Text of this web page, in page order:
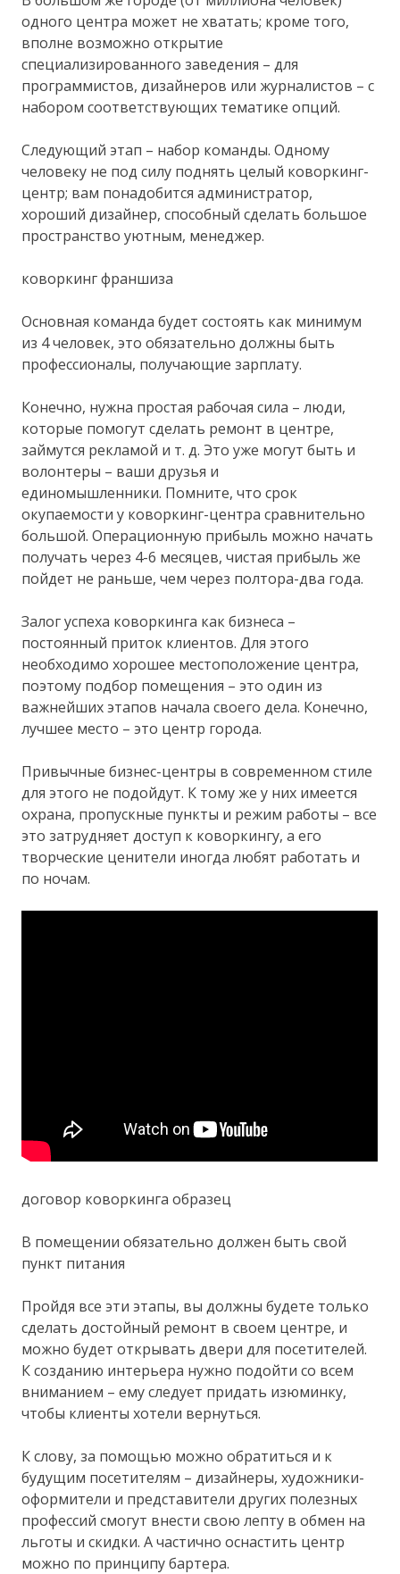
одного центра может не хватать; кроме того,
вполне возможно открытие
специализированного заведения – для
программистов, дизайнеров или журналистов – с
набором соответствующих тематике опций.
Следующий этап – набор команды. Одному
человеку не под силу поднять целый коворкинг-
центр; вам понадобится администратор,
хороший дизайнер, способный сделать большое
пространство уютным, менеджер.
коворкинг франшиза
Основная команда будет состоять как минимум
из 4 человек, это обязательно должны быть
профессионалы, получающие зарплату.
Конечно, нужна простая рабочая сила – люди,
которые помогут сделать ремонт в центре,
займутся рекламой и т. д. Это уже могут быть и
волонтеры – ваши друзья и
единомышленники. Помните, что срок
окупаемости у коворкинг-центра сравнительно
большой. Операционную прибыль можно начать
получать через 4-6 месяцев, чистая прибыль же
пойдет не раньше, чем через полтора-два года.
Залог успеха коворкинга как бизнеса –
постоянный приток клиентов. Для этого
необходимо хорошее местоположение центра,
поэтому подбор помещения – это один из
важнейших этапов начала своего дела. Конечно,
лучшее место – это центр города.
Привычные бизнес-центры в современном стиле
для этого не подойдут. К тому же у них имеется
охрана, пропускные пункты и режим работы – все
это затрудняет доступ к коворкингу, а его
творческие ценители иногда любят работать и
по ночам.
договор коворкинга образец
В помещении обязательно должен быть свой
пункт питания
Пройдя все эти этапы, вы должны будете только
сделать достойный ремонт в своем центре, и
можно будет открывать двери для посетителей.
К созданию интерьера нужно подойти со всем
вниманием – ему следует придать изюминку,
чтобы клиенты хотели вернуться.
К слову, за помощью можно обратиться и к
будущим посетителям – дизайнеры, художники-
оформители и представители других полезных
профессий смогут внести свою лепту в обмен на
льготы и скидки. А частично оснастить центр
можно по принципу бартера.